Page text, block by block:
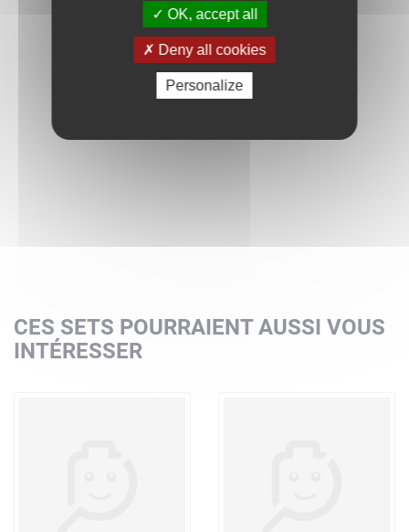
La balançoire mesure plus de 3 cm de haut, 12 cm de
L’arbre mesure plus de 10 cm de haut, 6 cm de large et 6
recréer la vie quotidienne de votre enfant dans un monde
CES SETS POURRAIENT AUSSI VOUS
INTÉRESSER
OK, accept all
Deny all cookies
Personalize